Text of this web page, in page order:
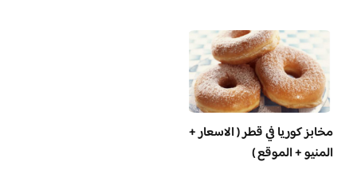
مخابز كوريا في قطر ( الاسعار +
المنيو + الموقع )